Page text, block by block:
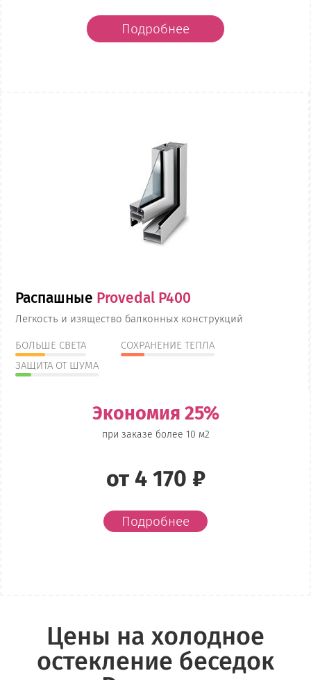
Подробнее
Распашные Provedal P400
Легкость и изящество балконных конструкций
БОЛЬШЕ СВЕТА
СОХРАНЕНИЕ ТЕПЛА
ЗАЩИТА ОТ ШУМА
Экономия 25%
при заказе более 10 м2
от 4 170 ₽
Подробнее
Цены на холодное
остекление беседок